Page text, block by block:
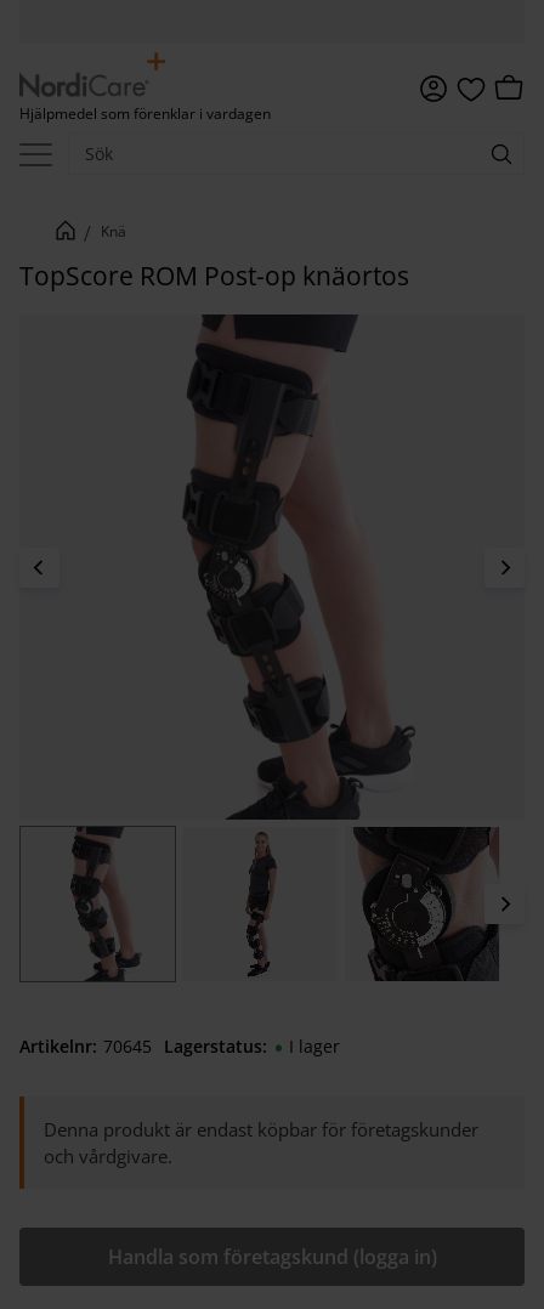
Hjälpmedel som förenklar i vardagen
Favoriter
Knä
TopScore ROM Post-op knäortos
Denna produkt är endast köpbar för företagskunder
och vårdgivare.
Handla som företagskund (logga in)
Lagerstatus I lager
Artikelnr 706450050